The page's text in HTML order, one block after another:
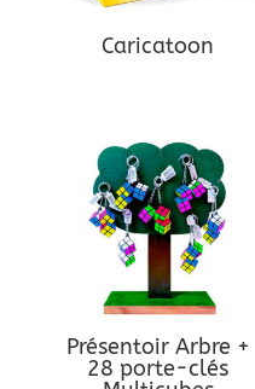
Caricatoon
Présentoir Arbre +
28 porte-clés